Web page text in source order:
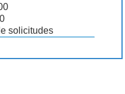
solicitudes